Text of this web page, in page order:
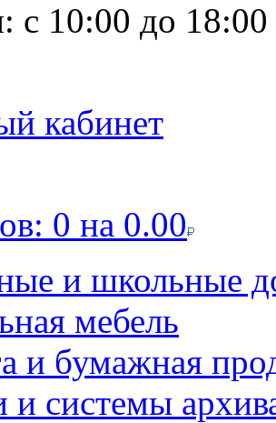
с 10:00 до 18:00
кабинет
0 на 0.00
и школьные
мебель
и бумажная
и системы